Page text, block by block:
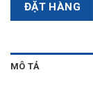
ĐẶT HÀNG
MÔ TẢ